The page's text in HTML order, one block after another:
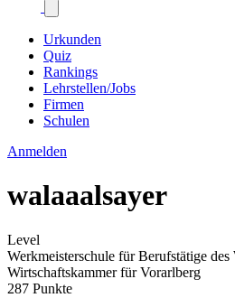
Urkunden
Quiz
Rankings
Lehrstellen/Jobs
Firmen
Schulen
Anmelden
walaaalsayer
Level
Werkmeisterschule für Berufstätige
Wirtschaftskammer für Vorarlberg
287 Punkte